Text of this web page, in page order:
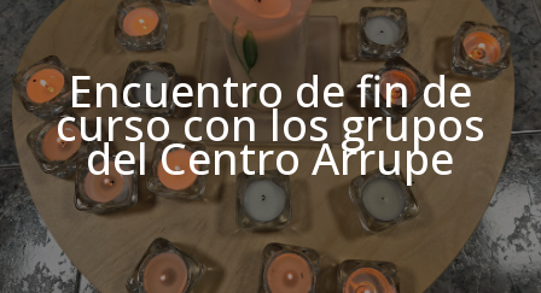
Encuentro de fin de
curso con los grupos
del Centro Arrupe